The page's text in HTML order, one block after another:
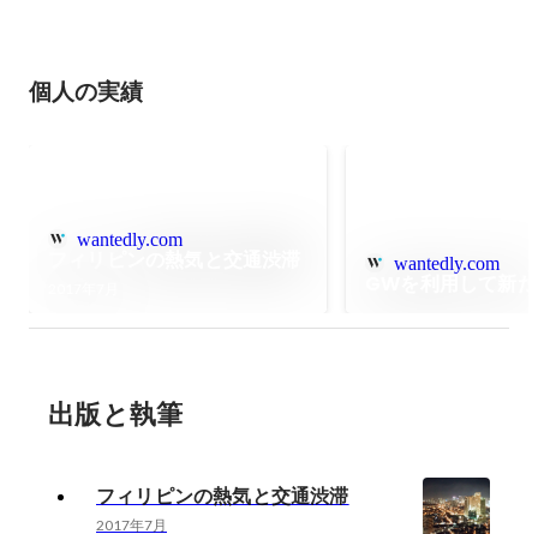
個人の実績
wantedly.com
wantedly.com
出版と執筆
フィリピンの熱気と交通渋滞
2017年7月